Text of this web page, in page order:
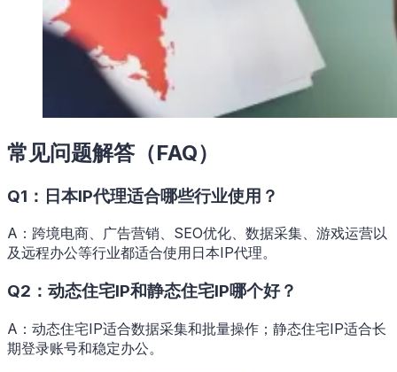
常见问题解答（FAQ）
Q1：日本IP代理适合哪些行业使用？
A：跨境电商、广告营销、SEO优化、数据采集、游戏运营以
及远程办公等行业都适合使用日本IP代理。
Q2：动态住宅IP和静态住宅IP哪个好？
A：动态住宅IP适合数据采集和批量操作；静态住宅IP适合长
期登录账号和稳定办公。